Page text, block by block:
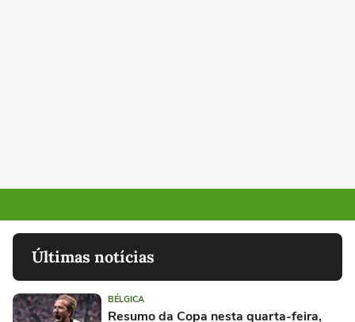
Últimas notícias
BÉLGICA
Resumo da Copa nesta quarta-feira,